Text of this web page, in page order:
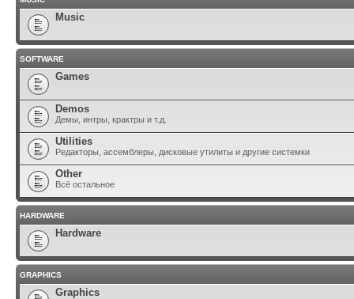
Music
SOFTWARE
Games
Demos
Демы, интры, крактры и т.д.
Utilities
Редакторы, ассемблеры, дисковые утилиты и другие системки
Other
Всё остальное
HARDWARE
Hardware
GRAPHICS
Graphics